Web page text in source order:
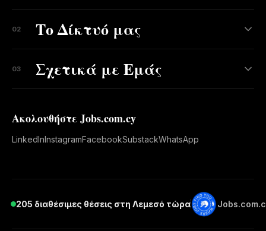
02 Το Δίκτυό μας
03 Σχετικά με Εμάς
Ακολουθήστε Jobs.com.cy
LinkedInInstagramFacebookSubstackWhatsApp
205 διαθέσιμες θέσεις στη Λεμεσό τώρα